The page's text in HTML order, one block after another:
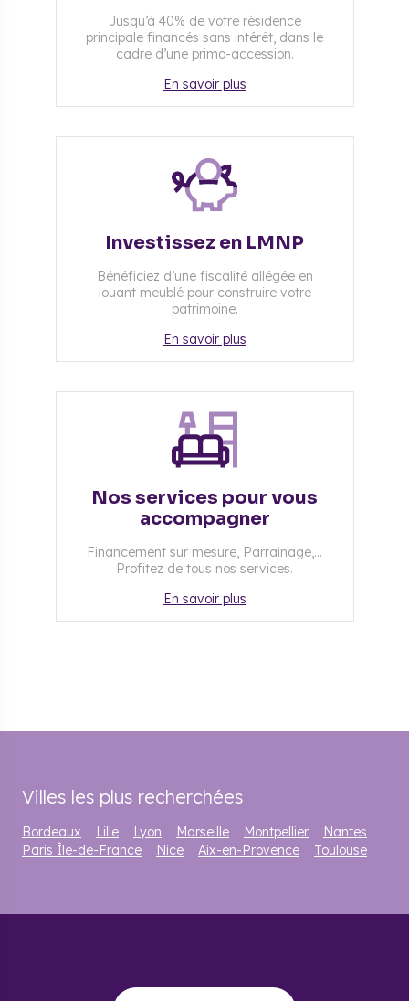
Jusqu’à 40% de votre résidence
principale financés sans intérêt, dans le
cadre d’une primo-accession.
En savoir plus
Investissez en LMNP
Bénéficiez d’une fiscalité allégée en
louant meublé pour construire votre
patrimoine.
En savoir plus
Nos services pour vous
accompagner
Financement sur mesure, Parrainage,...
Profitez de tous nos services.
En savoir plus
Villes les plus recherchées
Bordeaux Lille Lyon Marseille Montpellier
Nantes
Paris Île-de-France
Nice Aix-en-Provence Toulouse